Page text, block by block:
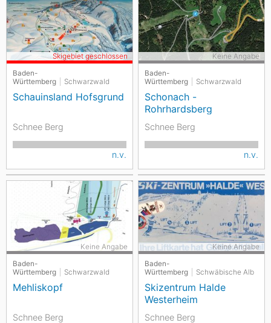
Baden-
Württemberg
Schwarzwald
Schauinsland Hofsgrund
Skigebiet geschlossen
Schnee Berg
n.v.
Baden-
Württemberg
Schwarzwald
Schonach -
Rohrhardsberg
Keine Angabe
Schnee Berg
n.v.
Baden-
Württemberg
Schwarzwald
Mehliskopf
Keine Angabe
Schnee Berg
Baden-
Württemberg
Schwäbische Alb
Skizentrum Halde
Westerheim
Keine Angabe
Schnee Berg